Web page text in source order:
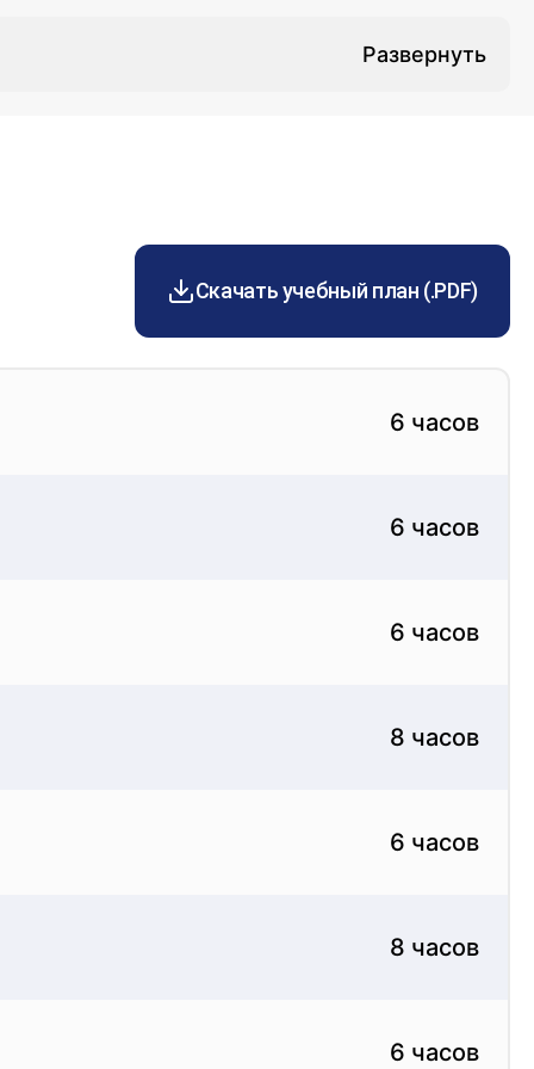
Скачать учебный план (.PDF)
6 часов
6 часов
6 часов
8 часов
6 часов
8 часов
6 часов